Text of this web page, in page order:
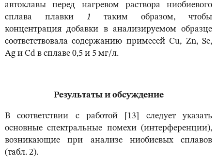
автоклавы перед нагревом раствора ниобиевого
сплава плавки 1 таким образом, чтобы
концентрация добавки в анализируемом образце
соответствовала содержанию примесей Cu, Zn, Se,
Ag и Cd в сплаве 0,5 и 5 мг/л.
Результаты и обсуждение
В соответствии с работой [13] следует указать
основные спектральные помехи (интерференции),
возникающие при анализе ниобиевых сплавов
(табл. 2).